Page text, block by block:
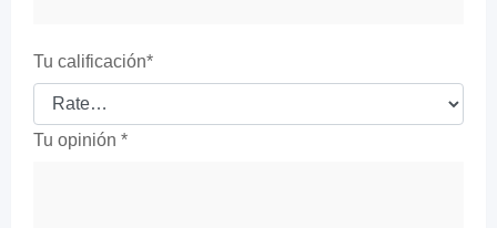
Tu calificación*
Tu opinión *